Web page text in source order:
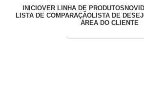
INICIOVER LINHA DE PRODUTOS
LISTA DE COMPARAÇÃOLISTA DE
ÁREA DO CLIENTE